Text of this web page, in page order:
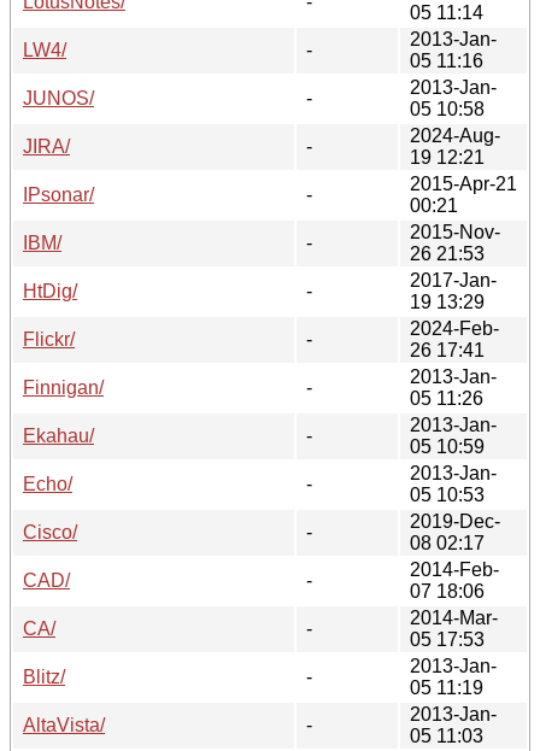
05 11:14
LW4/
-
2013-Jan-
05 11:16
JUNOS/
-
2013-Jan-
05 10:58
JIRA/
-
2024-Aug-
19 12:21
IPsonar/
-
2015-Apr-21
00:21
IBM/
-
2015-Nov-
26 21:53
HtDig/
-
2017-Jan-
19 13:29
Flickr/
-
2024-Feb-
26 17:41
Finnigan/
-
2013-Jan-
05 11:26
Ekahau/
-
2013-Jan-
05 10:59
Echo/
-
2013-Jan-
05 10:53
Cisco/
-
2019-Dec-
08 02:17
CAD/
-
2014-Feb-
07 18:06
CA/
-
2014-Mar-
05 17:53
Blitz/
-
2013-Jan-
05 11:19
AltaVista/
-
2013-Jan-
05 11:03